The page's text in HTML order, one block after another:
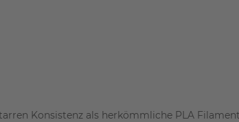
Konsistenz als herkömmliche PLA